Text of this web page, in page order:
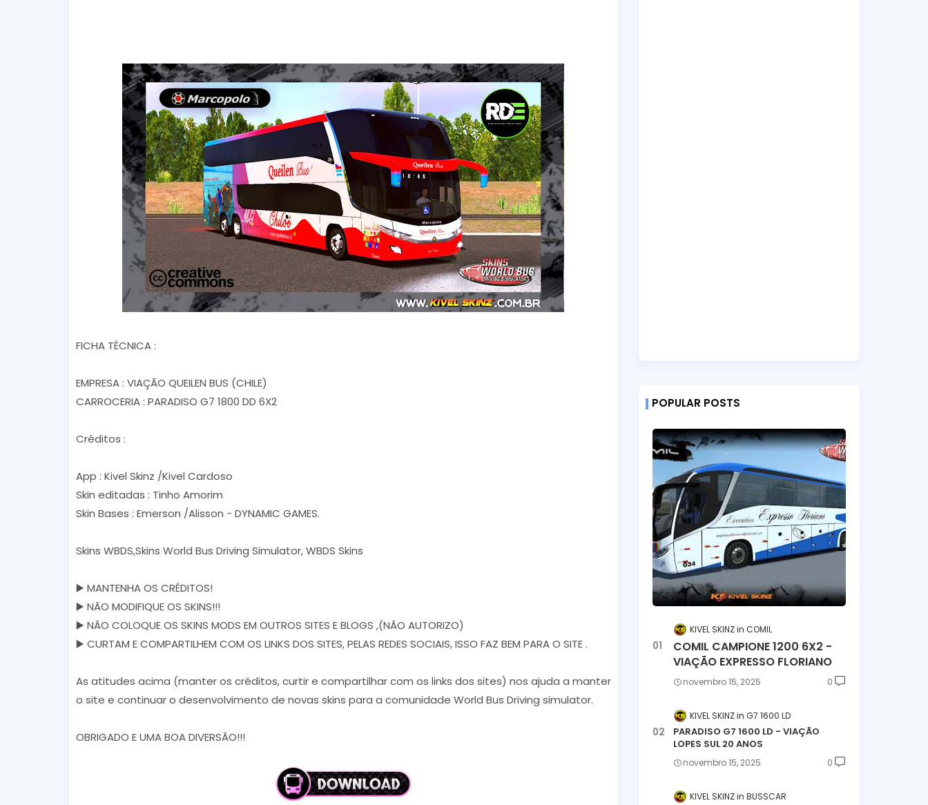
FICHA TÉCNICA :
EMPRESA : VIAÇÃO QUEILEN BUS (CHILE)
CARROCERIA : PARADISO G7 1800 DD 6X2
Créditos :
App : Kivel Skinz /Kivel Cardoso
Skin editadas : Tinho Amorim
Skin Bases : Emerson /Alisson - DYNAMIC GAMES.
Skins WBDS,Skins World Bus Driving Simulator, WBDS Skins
▶️ MANTENHA OS CRÉDITOS!
▶️ NÃO MODIFIQUE OS SKINS!!!
▶️ NÃO COLOQUE OS SKINS MODS EM OUTROS SITES E BLOGS ,(NÃO AUTORIZO)
▶️ CURTAM E COMPARTILHEM COM OS LINKS DOS SITES, PELAS REDES SOCIAIS, ISSO FAZ BEM PARA O SITE .
As atitudes acima (manter os créditos, curtir e compartilhar com os links dos sites) nos ajuda a manter
o site e continuar o desenvolvimento de novas skins para a comunidade World Bus Driving simulator.
OBRIGADO E UMA BOA DIVERSÃO!!!
POPULAR POSTS
KIVEL SKINZ COMIL
COMIL CAMPIONE 1200 6X2 -
VIAÇÃO EXPRESSO FLORIANO
novembro 15, 2025 0
KIVEL SKINZ G7 1600 LD
PARADISO G7 1600 LD - VIAÇÃO
LOPES SUL 20 ANOS
novembro 15, 2025 0
KIVEL SKINZ BUSSCAR